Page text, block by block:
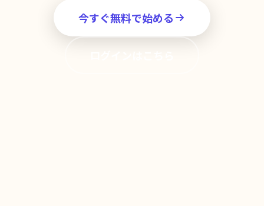
今すぐ無料で始める